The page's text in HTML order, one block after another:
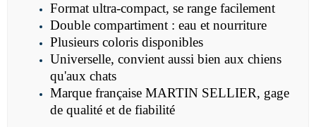
Format ultra-compact, se range facilement
Double compartiment : eau et nourriture
Plusieurs coloris disponibles
Universelle, convient aussi bien aux chiens
qu'aux chats
Marque française MARTIN SELLIER, gage
de qualité et de fiabilité